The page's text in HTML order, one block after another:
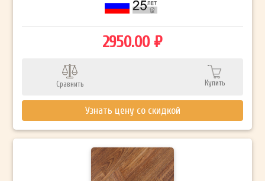
2950.00 ₽
Сравнить Купить
Узнать цену со скидкой